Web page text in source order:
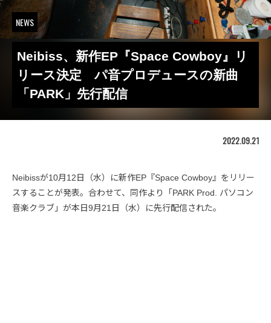
NEWS
Neibiss、新作EP『Space Cowboy』リ
リース決定 パ音プロデュースの新曲
「PARK」先行配信
2022.09.21
Neibissが10月12日（水）に新作EP『Space Cowboy』をリリー
スすることが発表。合わせて、同作より「PARK Prod. パソコン
音楽クラブ」が本日9月21日（水）に先行配信された。